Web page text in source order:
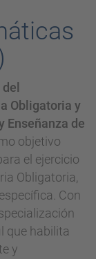
Obligatoria y
Enseñanza de
objetivo
el ejercicio
Obligatoria,
Con
que habilita
y